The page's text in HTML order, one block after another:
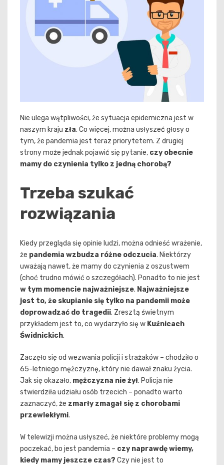
Nie ulega wątpliwości, że sytuacja epidemiczna jest w
naszym kraju zła. Co więcej, można usłyszeć głosy o
tym, że pandemia jest teraz priorytetem. Z drugiej
strony może jednak pojawić się pytanie, czy obecnie
mamy do czynienia tylko z jedną chorobą?
Trzeba szukać
rozwiązania
Kiedy przegląda się opinie ludzi, można odnieść wrażenie,
że pandemia wzbudza różne odczucia. Niektórzy
uważają nawet, że mamy do czynienia z oszustwem
(choć trudno mówić o szczegółach). Ponadto to nie jest
w tym momencie najważniejsze. Najważniejsze
jest to, że skupianie się tylko na pandemii może
doprowadzać do tragedii. Zresztą świetnym
przykładem jest to, co wydarzyło się w Kuźnicach
Świdnickich.
Zaczęło się od wezwania policji i strażaków – chodziło o
65-letniego mężczyznę, który nie dawał znaku życia.
Jak się okazało, mężczyzna nie żył. Policja nie
stwierdziła udziału osób trzecich – ponadto warto
zaznaczyć, że zmarły zmagał się z chorobami
przewlekłymi.
W telewizji można usłyszeć, że niektóre problemy mogą
poczekać, bo jest pandemia – czy naprawdę wiemy,
kiedy mamy jeszcze czas? Czy nie jest to